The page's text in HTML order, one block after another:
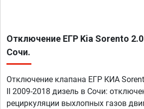
Отключение ЕГР Kia Sorento 2.0
Сочи.
Отключение клапана ЕГР КИА
II 2009-2018 дизель в Сочи:
рециркуляции выхлопных газов